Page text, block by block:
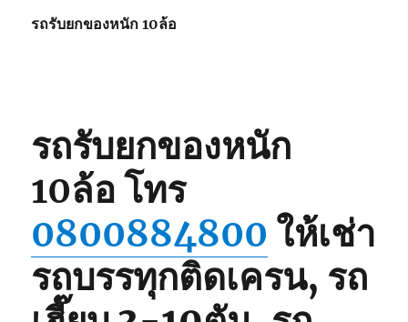
รถรับยกของหนัก 10ล้อ
รถรับยกของหนัก
10ล้อ โทร
0800884800 ให้เช่า
รถบรรทุกติดเครน, รถ